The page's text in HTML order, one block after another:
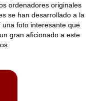
ordenadores originales
se han desarrollado a la
foto interesante que
gran aficionado a este